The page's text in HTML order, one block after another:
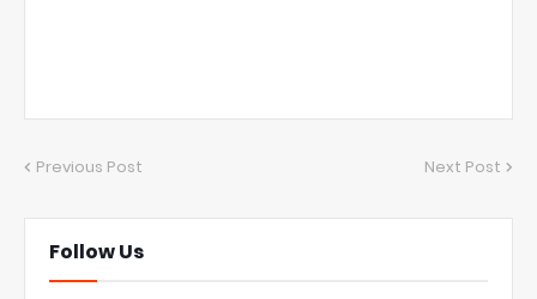
Previous Post Next Post
Follow Us